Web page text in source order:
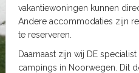
vakantiewoningen kunnen
Andere accommodaties zijn
te reserveren.
Daarnaast zijn wij DE
campings in Noorwegen. Dit